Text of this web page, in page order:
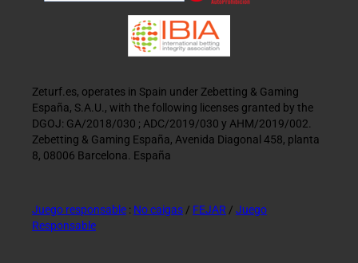
Zeturf.es, operates in Spain under Zebetting & Gaming
España, S.A.U., with the following licenses granted by the
DGOJ: GA/2018/030 ; ADC/2019/030 y AHM/2019/002.
Zebetting & Gaming España, Avenida Diagonal 458, planta
8, 08006 Barcelona. España
Juego responsable : No caigas / FEJAR / Juego
Responsable